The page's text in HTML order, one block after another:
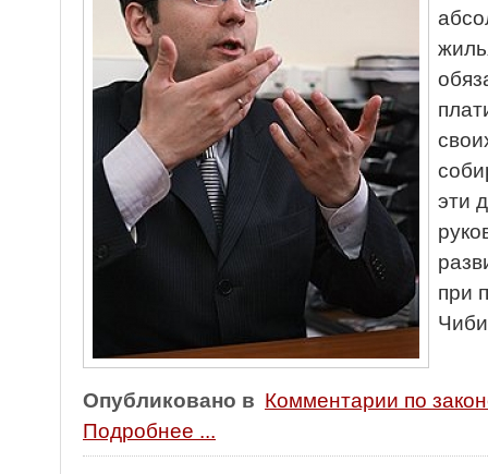
эти
при
Опубликовано в Комментарии по
Подробнее ...